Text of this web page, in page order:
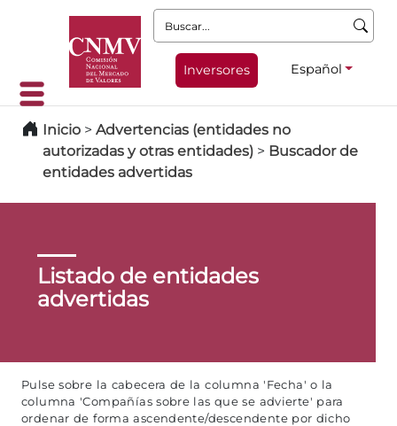
Buscar:
Inversores Español
Inicio > Advertencias (entidades no
autorizadas y otras entidades) > Buscador de
entidades advertidas
Listado de entidades
advertidas
Pulse sobre la cabecera de la columna 'Fecha' o la
columna 'Compañías sobre las que se advierte' para
ordenar de forma ascendente/descendente por dicho